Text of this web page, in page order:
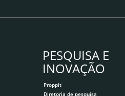
PESQUISA E
INOVAÇÃO
Proppit
Diretoria de pesquisa